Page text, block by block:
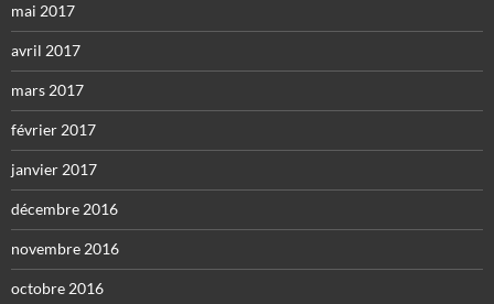
mai 2017
avril 2017
mars 2017
février 2017
janvier 2017
décembre 2016
novembre 2016
octobre 2016